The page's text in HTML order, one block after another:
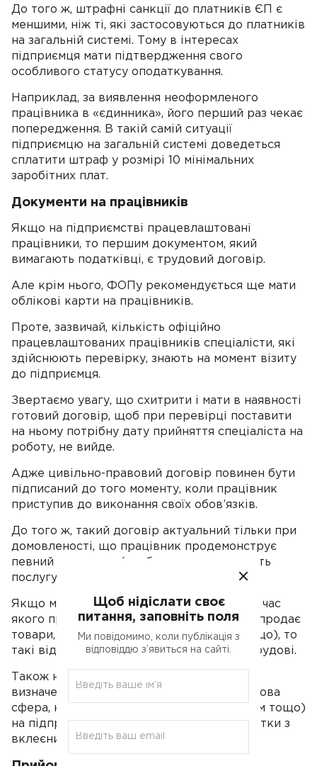
До того ж, штрафні санкції до платників ЄП є
меншими, ніж ті, які застосовуються до платників
на загальній системі. Тому в інтересах
підприємця мати підтвердження свого
особливого статусу оподаткування.
Наприклад, за виявлення неоформленого
працівника в «єдинника», його перший раз чекає
попередження. В такій самій ситуації
підприємцю на загальній системі доведеться
сплатити штраф у розмірі 10 мінімальних
заробітних плат.
Документи на працівників
Якщо на підприємстві працевлаштовані
працівники, то першим документом, який
вимагають податківці, є трудовий договір.
Але крім нього, ФОПу рекомендується ще мати
облікові карти на працівників.
Проте, зазвичай, кількість офіційно
працевлаштованих працівників спеціалісти, які
здійснюють перевірку, знають на момент візиту
до підприємця.
Звертаємо увагу, що схитрити і мати в наявності
готовий договір, щоб при перевірці поставити
на ньому потрібну дату прийняття спеціаліста на
роботу, не вийде.
Адже цивільно-правовий договір повинен бути
підписаний до того моменту, коли працівник
приступив до виконання своїх обов’язків.
До того ж, такий договір актуальний тільки при
домовленості, що працівник продемонструє
певний результат (зробить проект, надасть
послугу з клінінгу тощо).
Якщо мова йде про трудовий процес, під час
якого працівник здійснює певну роботу (продає
товари, працює на касі, надає послуги тощо), то
такі відносини будуть кваліфіковані як трудові.
Також на працівників, які працюють в
визначених законодавством галузях (харчова
сфера, надання послуг по догляду за тілом тощо)
на підприємстві повинні бути медичні картки з
вклеєними фото спеціалістів.
Щоб нідіслати своє
питання, заповніть поля
Ми повідомимо, коли публікація з
відповіддю з’явиться на сайті.